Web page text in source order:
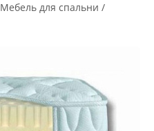
Мебель для спальни